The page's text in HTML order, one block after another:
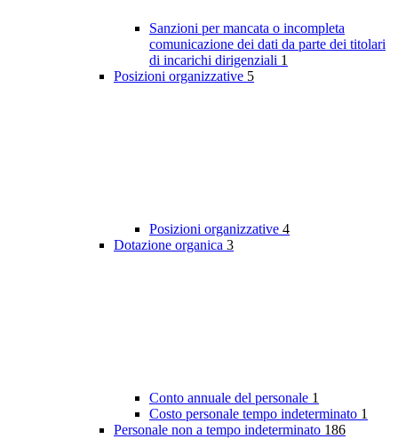
Sanzioni per mancata o incompleta
comunicazione dei dati da parte dei titolari
di incarichi dirigenziali 1
Posizioni organizzative 5
Posizioni organizzative 4
Dotazione organica 3
Conto annuale del personale 1
Costo personale tempo indeterminato 1
Personale non a tempo indeterminato 186